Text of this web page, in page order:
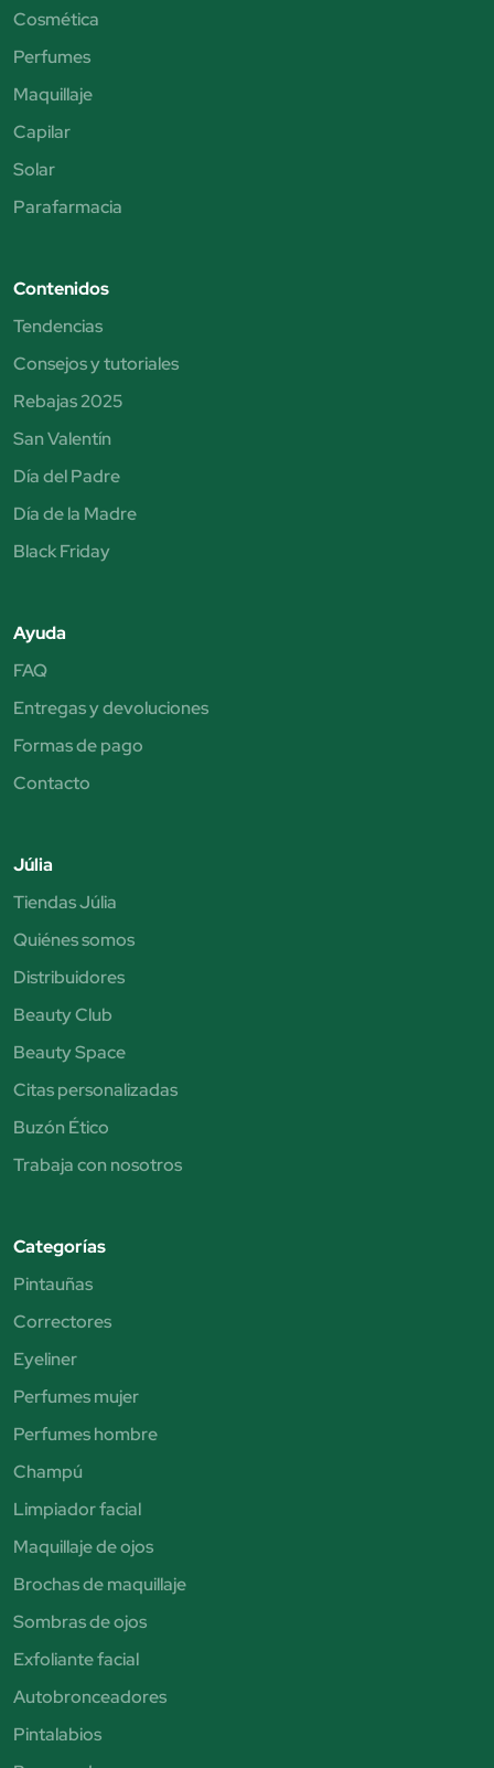
Cosmética
Perfumes
Maquillaje
Capilar
Solar
Parafarmacia
Contenidos
Tendencias
Consejos y tutoriales
Rebajas 2025
San Valentín
Día del Padre
Día de la Madre
Black Friday
Ayuda
FAQ
Entregas y devoluciones
Formas de pago
Contacto
Júlia
Tiendas Júlia
Quiénes somos
Distribuidores
Beauty Club
Beauty Space
Citas personalizadas
Buzón Ético
Trabaja con nosotros
Categorías
Pintauñas
Correctores
Eyeliner
Perfumes mujer
Perfumes hombre
Champú
Limpiador facial
Maquillaje de ojos
Brochas de maquillaje
Sombras de ojos
Exfoliante facial
Autobronceadores
Pintalabios